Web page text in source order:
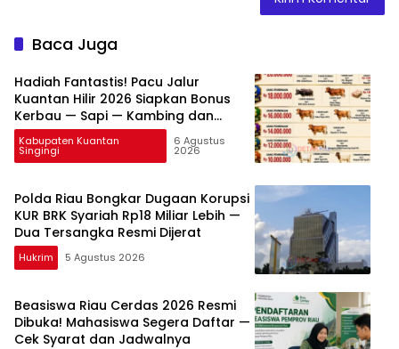
Baca Juga
Hadiah Fantastis! Pacu Jalur
Kuantan Hilir 2026 Siapkan Bonus
Kerbau — Sapi — Kambing dan
Puluhan Juta Rupiah
Kabupaten Kuantan
Singingi
6 Agustus
2026
Polda Riau Bongkar Dugaan Korupsi
KUR BRK Syariah Rp18 Miliar Lebih —
Dua Tersangka Resmi Dijerat
Hukrim 5 Agustus 2026
Beasiswa Riau Cerdas 2026 Resmi
Dibuka! Mahasiswa Segera Daftar —
Cek Syarat dan Jadwalnya